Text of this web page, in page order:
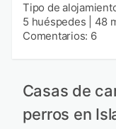
Tipo de
5 huéspedes
48
Comentarios: 6
Casas de
perros en